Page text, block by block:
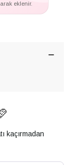
eklenir.
kaçırmadan